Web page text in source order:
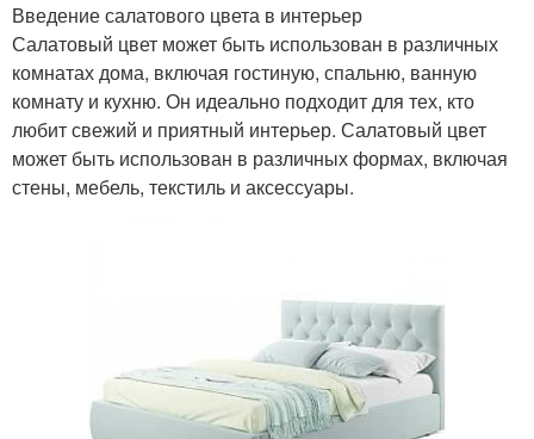
Введение салатового цвета в интерьер
Салатовый цвет может быть использован в различных
комнатах дома, включая гостиную, спальню, ванную
комнату и кухню. Он идеально подходит для тех, кто
любит свежий и приятный интерьер. Салатовый цвет
может быть использован в различных формах, включая
стены, мебель, текстиль и аксессуары.